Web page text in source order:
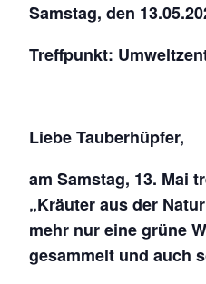
Samstag, den
Treffpunkt:
Liebe Tauberhüpfer,
am Samstag, 13. Mai
„Kräuter aus der
mehr nur eine grüne
gesammelt und auch